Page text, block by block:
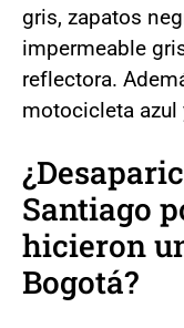
gris, zapatos
impermeable
reflectora.
motocicleta azul
Santiago
hicieron
Bogotá?